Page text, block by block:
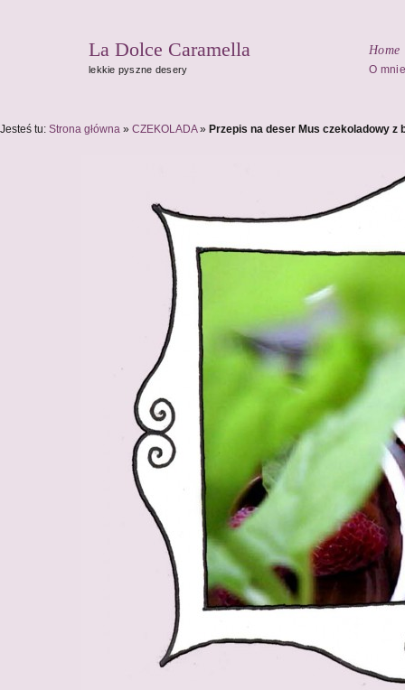
La Dolce Caramella
lekkie pyszne desery
Home
O mnie
Jesteś tu: Strona główna » CZEKOLADA » Przepis na deser Mus czekoladowy z